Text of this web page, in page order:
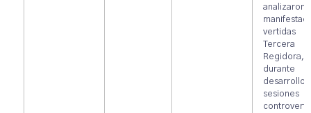
vertidas
Tercera
Regidora,
desarrollo
sesiones